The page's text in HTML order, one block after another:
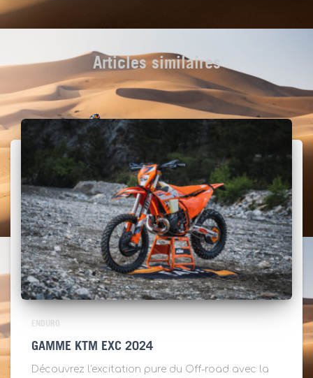
Articles similaires
ENDURO
GAMME KTM EXC 2024
Découvrez l'excitation pure du Off-road avec la